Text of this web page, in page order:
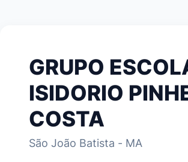
GRUPO
ISIDORIO
COSTA
São João Batista - MA